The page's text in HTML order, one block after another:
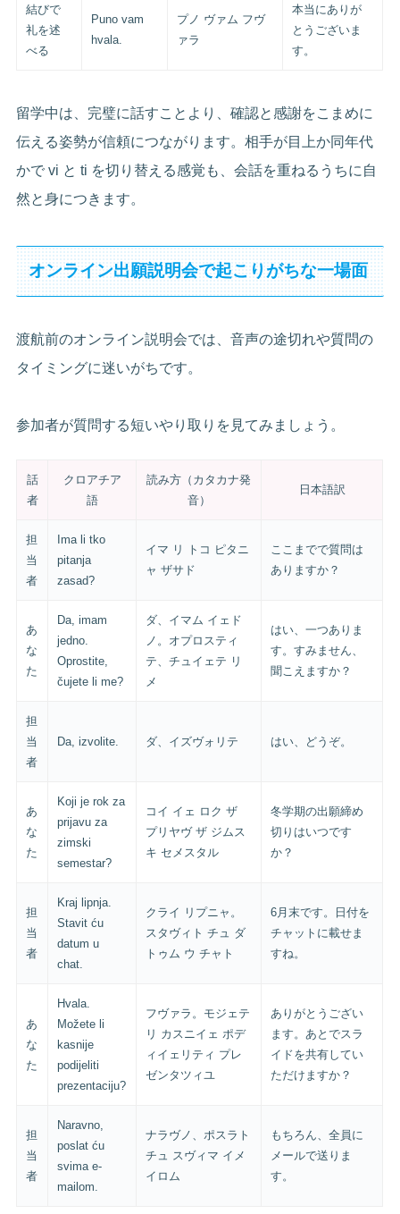
結びで
礼を述
べる
Puno vam
hvala.
プノ ヴァム フヴ
ァラ
本当にありが
とうございま
す。
留学中は、完璧に話すことより、確認と感謝をこまめに
伝える姿勢が信頼につながります。相手が目上か同年代
かで vi と ti を切り替える感覚も、会話を重ねるうちに自
然と身につきます。
オンライン出願説明会で起こりがちな一場面
渡航前のオンライン説明会では、音声の途切れや質問の
タイミングに迷いがちです。
参加者が質問する短いやり取りを見てみましょう。
話
者
クロアチア
語
読み方（カタカナ発
音）
日本語訳
担
当
者
Ima li tko
pitanja
zasad?
イマ リ トコ ピタニ
ャ ザサド
ここまでで質問は
ありますか？
あ
な
た
Da, imam
jedno.
Oprostite,
čujete li me?
ダ、イマム イェド
ノ。オプロスティ
テ、チュイェテ リ
メ
はい、一つありま
す。すみません、
聞こえますか？
担
当
者
Da, izvolite. ダ、イズヴォリテ はい、どうぞ。
あ
な
た
Koji je rok za
prijavu za
zimski
semestar?
コイ イェ ロク ザ
プリヤヴ ザ ジムス
キ セメスタル
冬学期の出願締め
切りはいつです
か？
担
当
者
Kraj lipnja.
Stavit ću
datum u
chat.
クライ リプニャ。
スタヴィト チュ ダ
トゥム ウ チャト
6月末です。日付を
チャットに載せま
すね。
あ
な
た
Hvala.
Možete li
kasnije
podijeliti
prezentaciju?
フヴァラ。モジェテ
リ カスニイェ ポデ
ィイェリティ プレ
ゼンタツィユ
ありがとうござい
ます。あとでスラ
イドを共有してい
ただけますか？
担
当
者
Naravno,
poslat ću
svima e-
mailom.
ナラヴノ、ポスラト
チュ スヴィマ イメ
イロム
もちろん、全員に
メールで送りま
す。